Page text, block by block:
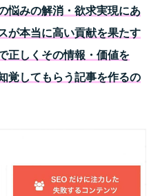
悩みの解消・欲求実現にあ
が本当に高い貢献を果たす
正しくその情報・価値を
覚してもらう記事を作るの